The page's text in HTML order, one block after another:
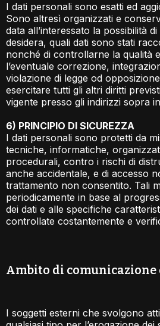
I dati personali sono esatti ed
Sono altresì organizzati e
data all’interessato la possibilità
desidera, quali dati sono stati
nonché di controllarne la qualità
l’eventuale correzione,
violazione di legge od
esercitare tutti gli altri diritti
vigente presso gli indirizzi sopra
6) PRINCIPIO DI SICUREZZA
I dati personali sono protetti da
tecniche, informatiche,
procedurali, contro i rischi di
anche accidentale, e di accesso
trattamento non consentito. Tali
periodicamente in base al
dei dati e alle specifiche
controllate costantemente e
Ambito di comunicazione
I soggetti esterni che svolgono